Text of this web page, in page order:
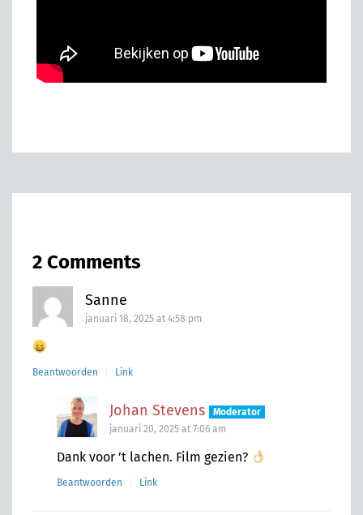
2 Comments
Sanne
januari 18, 2025 at 4:58 pm
Beantwoorden Link
Johan Stevens
Moderator
januari 20, 2025 at 7:06 am
Dank voor ’t lachen. Film gezien?
Beantwoorden Link